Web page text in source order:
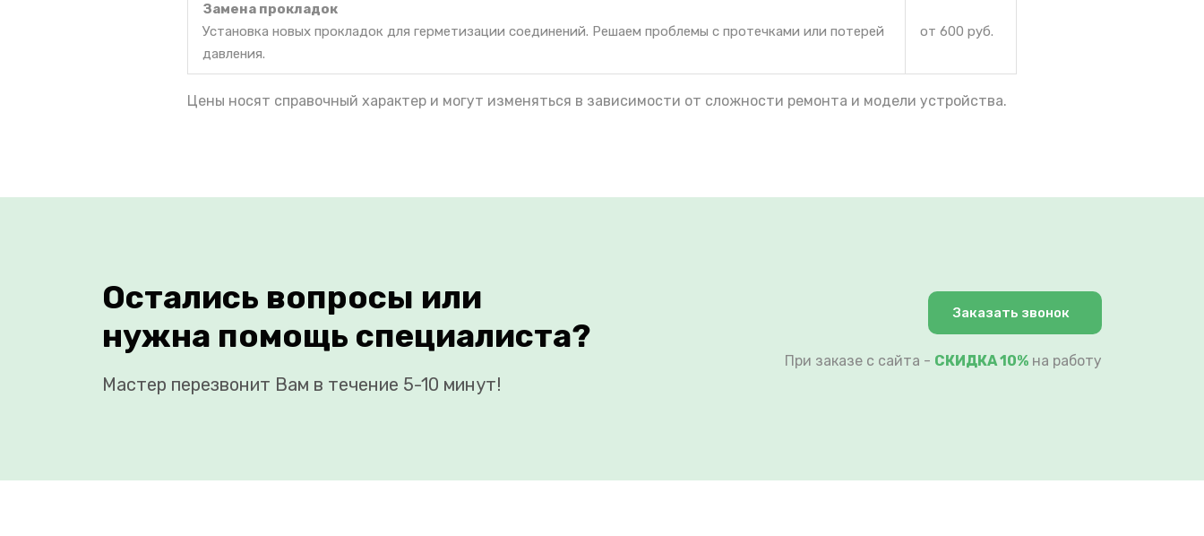
Замена прокладок
Установка новых прокладок для герметизации соединений. Решаем проблемы с протечками или потерей
давления.
от 600 руб.
Цены носят справочный характер и могут изменяться в зависимости от сложности ремонта и модели устройства.
Остались вопросы или
нужна помощь специалиста?
Мастер перезвонит Вам в течение 5-10 минут!
Заказать звонок
При заказе с сайта - СКИДКА 10% на работу